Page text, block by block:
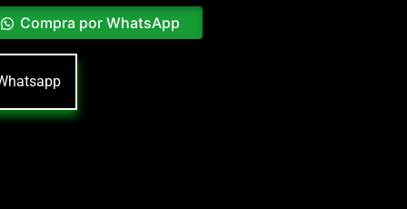
Compra por WhatsApp